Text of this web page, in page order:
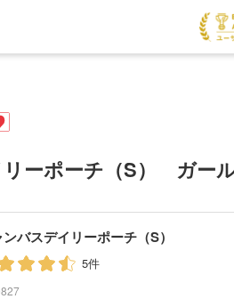
ーポーチ（S） ガー
バスデイリーポーチ（S）
5件